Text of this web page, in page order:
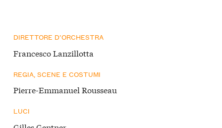
DIRETTORE D’ORCHESTRA
Francesco Lanzillotta
REGIA, SCENE E COSTUMI
Pierre-Emmanuel Rousseau
LUCI